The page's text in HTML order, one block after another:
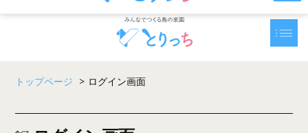
トップページ > ログイン画面